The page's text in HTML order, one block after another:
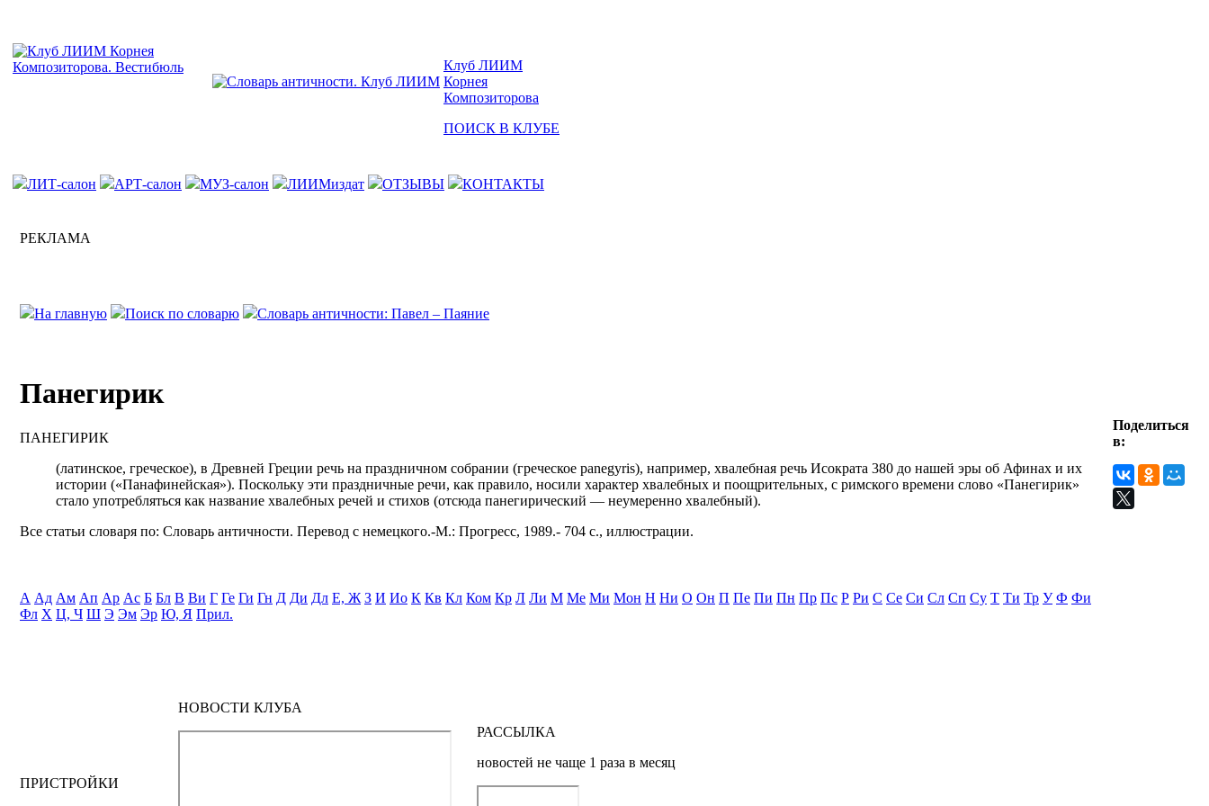
Клуб ЛИИМ
Корнея
Композиторова
ПОИСК В КЛУБЕ
ЛИТ-салон АРТ-салон МУЗ-салон ЛИИМиздат ОТЗЫВЫ КОНТАКТЫ
РЕКЛАМА
На главную Поиск по словарю Словарь античности: Павел – Паяние
Панегирик
ПАНЕГИРИК
(латинское, греческое), в Древней Греции речь на праздничном собрании (греческое panegyris), например, хвалебная речь Исократа 380 до нашей эры об Афинах и их
истории («Панафинейская»). Поскольку эти праздничные речи, как правило, носили характер хвалебных и поощрительных, с римского времени слово «Панегирик»
стало употребляться как название хвалебных речей и стихов (отсюда панегирический — неумеренно хвалебный).
Все статьи словаря по: Словарь античности. Перевод с немецкого.-М.: Прогресс, 1989.- 704 с., иллюстрации.
А Ад Ам Ап Ар Ас Б Бл В Ви Г Ге Ги Гн Д Ди Дл Е, Ж З И Ио К Кв Кл Ком Кр Л Ли М Ме Ми Мон Н Ни О Он П Пе Пи Пн Пр Пс Р Ри С Се Си Сл Сп Су Т Ти Тр У Ф Фи
Фл Х Ц, Ч Ш Э Эм Эр Ю, Я Прил.
Поделиться
в:
ПРИСТРОЙКИ
НОВОСТИ КЛУБА
РАССЫЛКА
новостей не чаще 1 раза в месяц